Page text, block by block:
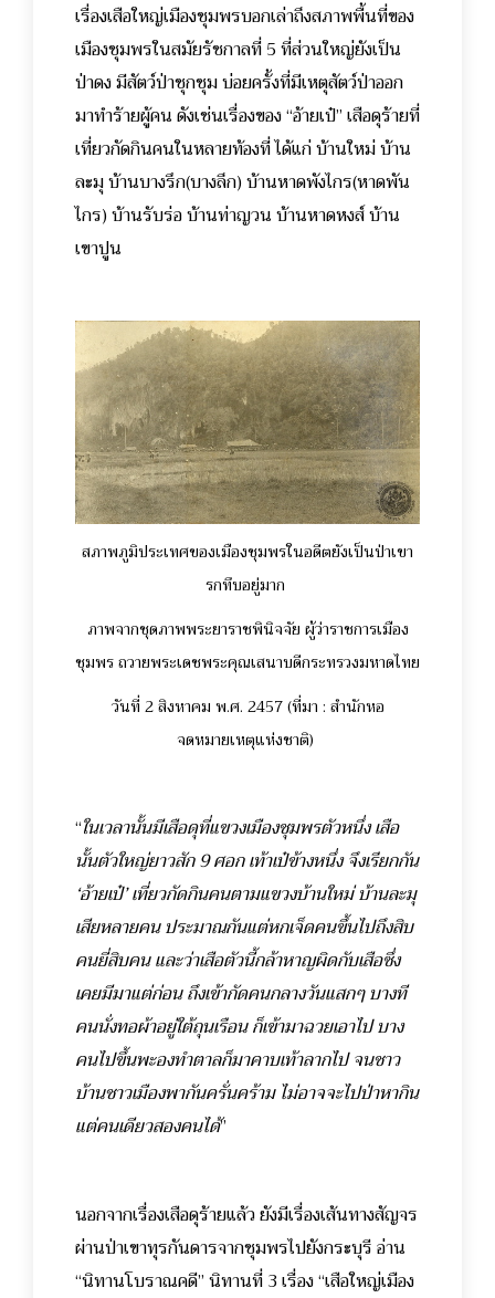
เรื่องเสือใหญ่เมืองชุมพรบอกเล่าถึงสภาพพื้นที่ของ
เมืองชุมพรในสมัยรัชกาลที่ 5 ที่ส่วนใหญ่ยังเป็น
ป่าดง มีสัตว์ป่าชุกชุม บ่อยครั้งที่มีเหตุสัตว์ป่าออก
มาทำร้ายผู้คน ดังเช่นเรื่องของ “อ้ายเป๋” เสือดุร้ายที่
เที่ยวกัดกินคนในหลายท้องที่ ได้แก่ บ้านใหม่ บ้าน
ละมุ บ้านบางรึก(บางลึก) บ้านหาดพังไกร(หาดพัน
ไกร) บ้านรับร่อ บ้านท่าญวน บ้านหาดหงส์ บ้าน
เขาปูน
สภาพภูมิประเทศของเมืองชุมพรในอดีตยังเป็นป่าเขา
รกทึบอยู่มาก
ภาพจากชุดภาพพระยาราชพินิจจัย ผู้ว่าราชการเมือง
ชุมพร ถวายพระเดชพระคุณเสนาบดีกระทรวงมหาดไทย
วันที่ 2 สิงหาคม พ.ศ. 2457 (ที่มา : สำนักหอ
จดหมายเหตุแห่งชาติ)
“ในเวลานั้นมีเสือดุที่แขวงเมืองชุมพรตัวหนึ่ง เสือ
นั้นตัวใหญ่ยาวสัก 9 ศอก เท้าเป๋ข้างหนึ่ง จึงเรียกกัน
‘อ้ายเป๋’ เที่ยวกัดกินคนตามแขวงบ้านใหม่ บ้านละมุ
เสียหลายคน ประมาณกันแต่หกเจ็ดคนขึ้นไปถึงสิบ
คนยี่สิบคน และว่าเสือตัวนี้กล้าหาญผิดกับเสือซึ่ง
เคยมีมาแต่ก่อน ถึงเข้ากัดคนกลางวันแสกๆ บางที
คนนั่งทอผ้าอยู่ใต้ถุนเรือน ก็เข้ามาฉวยเอาไป บาง
คนไปขึ้นพะองทำตาลก็มาคาบเท้าลากไป จนชาว
บ้านชาวเมืองพากันครั่นคร้าม ไม่อาจจะไปป่าหากิน
แต่คนเดียวสองคนได้”
นอกจากเรื่องเสือดุร้ายแล้ว ยังมีเรื่องเส้นทางสัญจร
ผ่านป่าเขาทุรกันดารจากชุมพรไปยังกระบุรี อ่าน
“นิทานโบราณคดี” นิทานที่ 3 เรื่อง “เสือใหญ่เมือง